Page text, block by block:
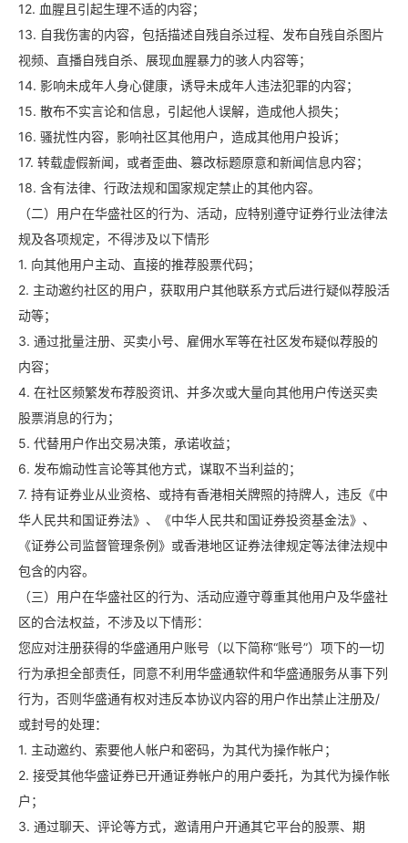
12. 血腥且引起生理不适的内容；
13. 自我伤害的内容，包括描述自残自杀过程、发布自残自杀图片
视频、直播自残自杀、展现血腥暴力的骇人内容等；
14. 影响未成年人身心健康，诱导未成年人违法犯罪的内容；
15. 散布不实言论和信息，引起他人误解，造成他人损失；
16. 骚扰性内容，影响社区其他用户，造成其他用户投诉；
17. 转载虚假新闻，或者歪曲、篡改标题原意和新闻信息内容；
18. 含有法律、行政法规和国家规定禁止的其他内容。
（二）用户在华盛社区的行为、活动，应特别遵守证券行业法律法
规及各项规定，不得涉及以下情形
1. 向其他用户主动、直接的推荐股票代码；
2. 主动邀约社区的用户，获取用户其他联系方式后进行疑似荐股活
动等；
3. 通过批量注册、买卖小号、雇佣水军等在社区发布疑似荐股的
内容；
4. 在社区频繁发布荐股资讯、并多次或大量向其他用户传送买卖
股票消息的行为；
5. 代替用户作出交易决策，承诺收益；
6. 发布煽动性言论等其他方式，谋取不当利益的；
7. 持有证券业从业资格、或持有香港相关牌照的持牌人，违反《中
华人民共和国证券法》、《中华人民共和国证券投资基金法》、
《证券公司监督管理条例》或香港地区证券法律规定等法律法规中
包含的内容。
（三）用户在华盛社区的行为、活动应遵守尊重其他用户及华盛社
区的合法权益，不涉及以下情形：
您应对注册获得的华盛通用户账号（以下简称“账号”）项下的一切
行为承担全部责任，同意不利用华盛通软件和华盛通服务从事下列
行为，否则华盛通有权对违反本协议内容的用户作出禁止注册及/
或封号的处理：
1. 主动邀约、索要他人帐户和密码，为其代为操作帐户；
2. 接受其他华盛证券已开通证券帐户的用户委托，为其代为操作帐
户；
3. 通过聊天、评论等方式，邀请用户开通其它平台的股票、期